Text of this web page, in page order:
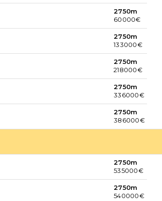
2750m
60000€
2750m
133000€
2750m
218000€
2750m
336000€
2750m
386000€
2750m
535000€
2750m
540000€